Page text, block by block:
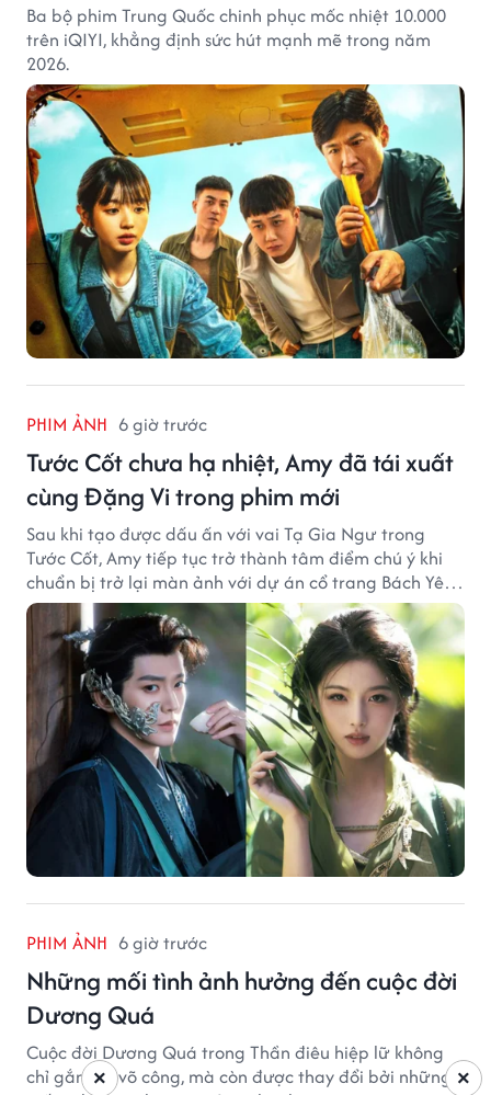
Ba bộ phim Trung Quốc chinh phục mốc nhiệt 10.000
trên iQIYI, khẳng định sức hút mạnh mẽ trong năm
2026.
PHIM ẢNH 6 giờ trước
Tước Cốt chưa hạ nhiệt, Amy đã tái xuất
cùng Đặng Vi trong phim mới
Sau khi tạo được dấu ấn với vai Tạ Gia Ngư trong
Tước Cốt, Amy tiếp tục trở thành tâm điểm chú ý khi
chuẩn bị trở lại màn ảnh với dự án cổ trang Bách Yêu
Phổ.
PHIM ẢNH 6 giờ trước
Những mối tình ảnh hưởng đến cuộc đời
Dương Quá
Cuộc đời Dương Quá trong Thần điêu hiệp lữ không
chỉ gắn với võ công, mà còn được thay đổi bởi những ×
×